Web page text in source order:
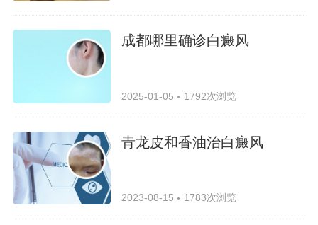
成都哪里确诊白癜风
2025-01-05 1792次浏览
青龙皮和香油治白癜风
2023-08-15 1783次浏览